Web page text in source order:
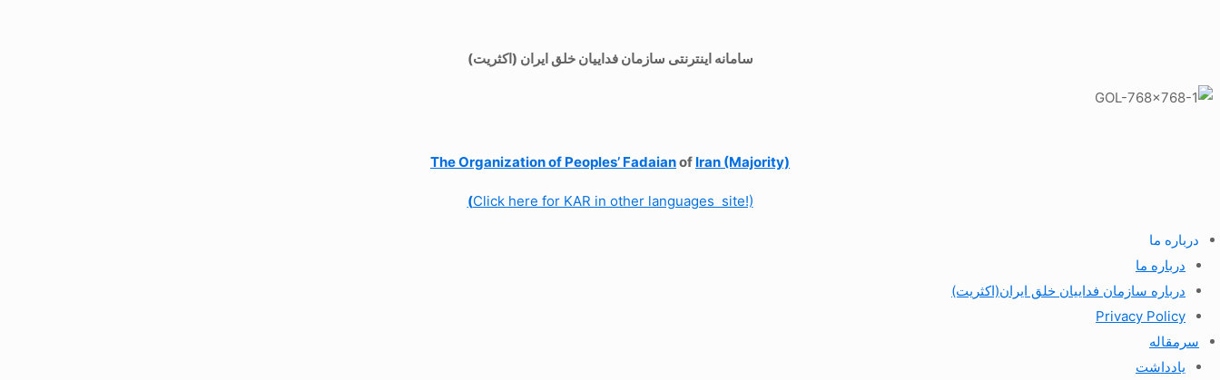
سامانه اینترنتی سازمان فداییان خلق ایران (اکثریت)
The Organization of Peoples’ Fadaianof Iran (Majority)
(Click here for KAR in other languages site!)
درباره ما
درباره ما
درباره سازمان فداییان خلق ایران(اکثریت)
Privacy Policy
سرمقاله
یادداشت